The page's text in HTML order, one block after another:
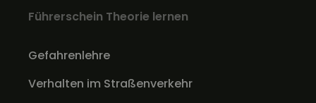
Führerschein Theorie lernen
Gefahrenlehre
Verhalten im Straßenverkehr